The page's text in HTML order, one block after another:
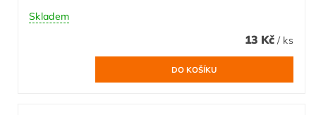
Skladem
13 Kč / ks